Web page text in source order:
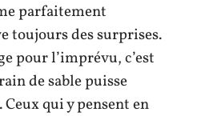
parfaitement
toujours des surprises.
pour l’imprévu, c’est
de sable puisse
qui y pensent en